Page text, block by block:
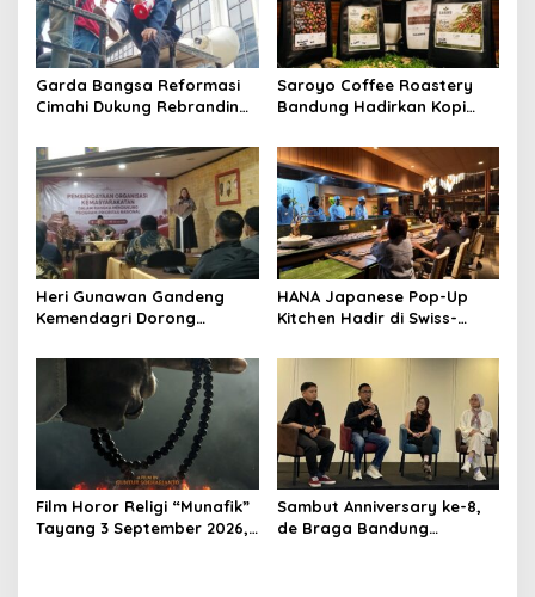
Garda Bangsa Reformasi
Cimahi Dukung Rebranding
Harus Diikuti Reformasi
Pelayanan
Saroyo Coffee Roastery
Bandung Hadirkan Kopi
Rasa Khas Nusantara
Heri Gunawan Gandeng
Kemendagri Dorong
Sukabumi
HANA Japanese Pop-Up
Kitchen Hadir di Swiss-
Bandung, Tawarkan
Pengalaman Omakase
Eksklusif
Film Horor Religi “Munafik”
Tayang 3 September 2026,
Sambut Anniversary ke-8,
de Braga Bandung